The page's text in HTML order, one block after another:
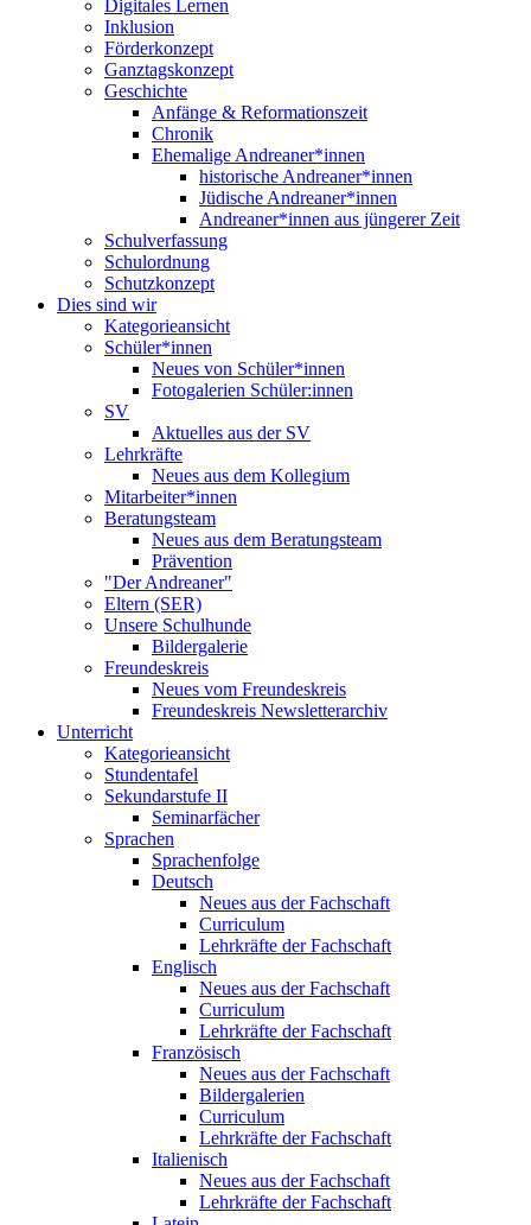
Digitales Lernen
Inklusion
Förderkonzept
Ganztagskonzept
Geschichte
Anfänge & Reformationszeit
Chronik
Ehemalige Andreaner*innen
historische Andreaner*innen
Jüdische Andreaner*innen
Andreaner*innen aus jüngerer Zeit
Schulverfassung
Schulordnung
Schutzkonzept
Dies sind wir
Kategorieansicht
Schüler*innen
Neues von Schüler*innen
Fotogalerien Schüler:innen
SV
Aktuelles aus der SV
Lehrkräfte
Neues aus dem Kollegium
Mitarbeiter*innen
Beratungsteam
Neues aus dem Beratungsteam
Prävention
"Der Andreaner"
Eltern (SER)
Unsere Schulhunde
Bildergalerie
Freundeskreis
Neues vom Freundeskreis
Freundeskreis Newsletterarchiv
Unterricht
Kategorieansicht
Stundentafel
Sekundarstufe II
Seminarfächer
Sprachen
Sprachenfolge
Deutsch
Neues aus der Fachschaft
Curriculum
Lehrkräfte der Fachschaft
Englisch
Neues aus der Fachschaft
Curriculum
Lehrkräfte der Fachschaft
Französisch
Neues aus der Fachschaft
Bildergalerien
Curriculum
Lehrkräfte der Fachschaft
Italienisch
Neues aus der Fachschaft
Lehrkräfte der Fachschaft